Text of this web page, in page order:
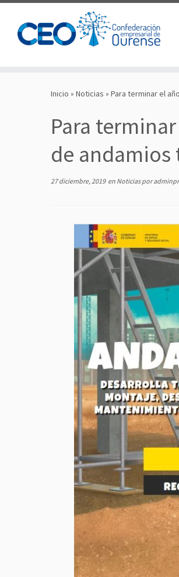
Inicio » Noticias » Para terminar el
Para
de
27 diciembre, 2019en Noticiaspor